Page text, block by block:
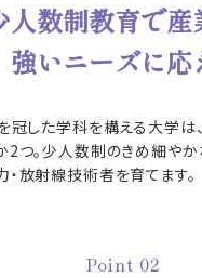
人数制教育で産
強いニーズに応
を冠した学科を構える大学
2つ。少人数制のきめ細や
・放射線技術者を育てます。
Point 02